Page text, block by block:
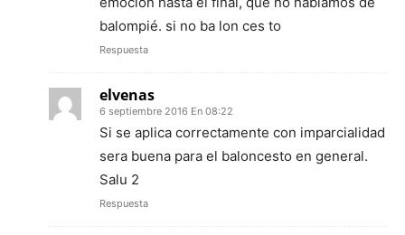
balompié. si no ba lon ces to
Respuesta
elvenas
6 septiembre 2016 En 08:22
Si se aplica correctamente con imparcialidad
sera buena para el baloncesto en general.
Salu 2
Respuesta